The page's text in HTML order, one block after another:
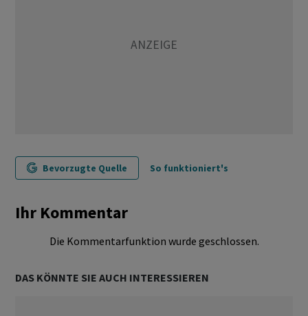
Bevorzugte Quelle So funktioniert's
Ihr Kommentar
Die Kommentarfunktion wurde geschlossen.
DAS KÖNNTE SIE AUCH INTERESSIEREN